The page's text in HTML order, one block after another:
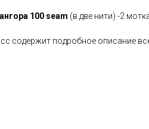
100 seam (в две нити) -2
содержит подробное описание